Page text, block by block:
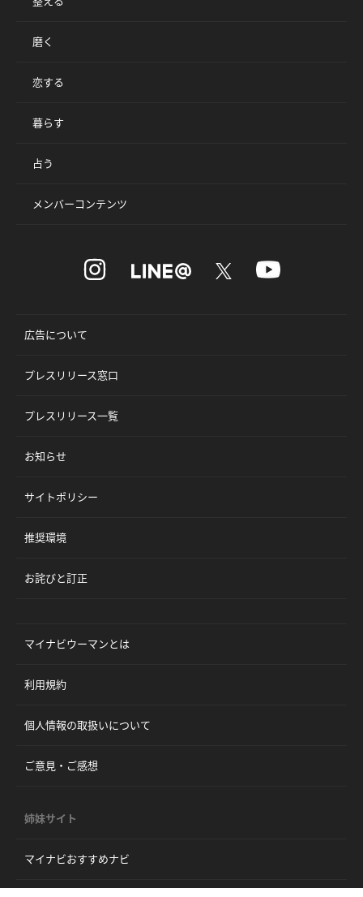
磨く
恋する
暮らす
占う
メンバーコンテンツ
広告について
プレスリリース窓口
プレスリリース一覧
お知らせ
サイトポリシー
推奨環境
お詫びと訂正
マイナビウーマンとは
利用規約
個人情報の取扱いについて
ご意見・ご感想
姉妹サイト
マイナビおすすめナビ